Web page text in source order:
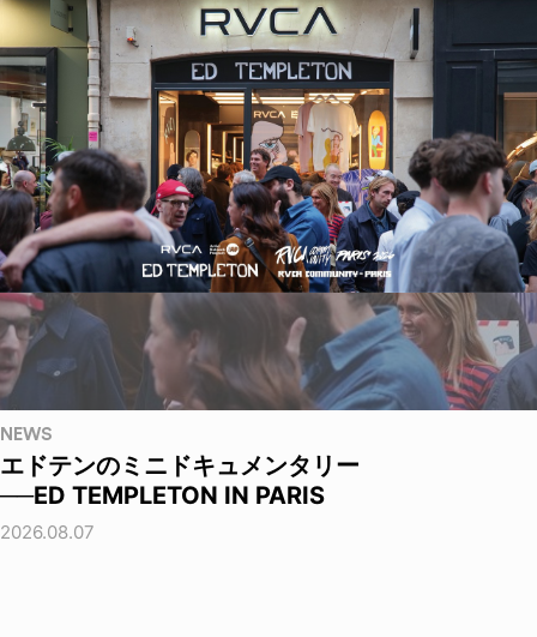
NEWS
エドテンのミニドキュメンタリー
──ED TEMPLETON IN PARIS
2026.08.07